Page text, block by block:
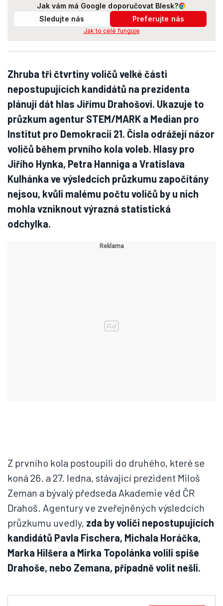
Jak vám má Google doporučovat Blesk?
Sledujte nás
Preferujte nás
Jak to celé funguje
Zhruba tři čtvrtiny voličů velké části
nepostupujících kandidátů na prezidenta
plánují dát hlas Jiřímu Drahošovi. Ukazuje to
průzkum agentur STEM/MARK a Median pro
Institut pro Demokracii 21. Čísla odrážejí názor
voličů během prvního kola voleb. Hlasy pro
Jiřího Hynka, Petra Hanniga a Vratislava
Kulhánka ve výsledcích průzkumu započítány
nejsou, kvůli malému počtu voličů by u nich
mohla vzniknout výrazná statistická
odchylka.
Z prvního kola postoupili do druhého, které se
koná 26. a 27. ledna, stávající prezident Miloš
Zeman a bývalý předseda Akademie věd ČR
Drahoš. Agentury ve zveřejněných výsledcích
průzkumu uvedly, zda by voliči nepostupujících
kandidátů Pavla Fischera, Michala Horáčka,
Marka Hilšera a Mirka Topolánka volili spíše
Drahoše, nebo Zemana, případně volit nešli.